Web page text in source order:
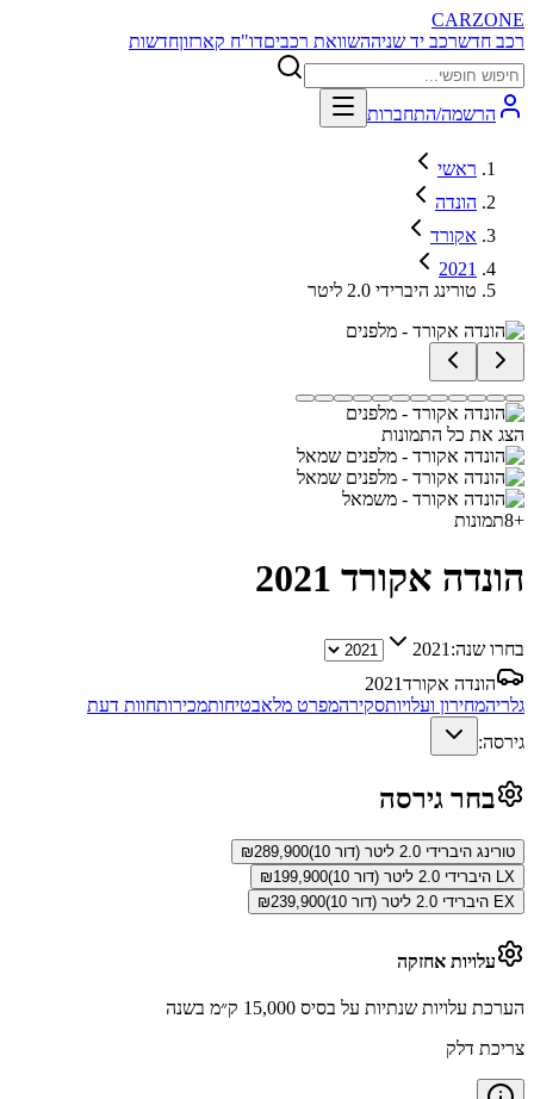
CARZONE
רכב חדשרכב יד שניההשוואת רכביםדו"ח קארזוןחדשות
הרשמה/התחברות
ראשי
הונדה
אקורד
2021
טורינג היברידי 2.0 ליטר
הצג את כל התמונות
+
8תמונות
הונדה אקורד 2021
בחרו שנה: 2021
הונדה אקורד2021
גלריהמחירון ועלויותסקירהמפרט מלאבטיחותמכירותחוות דעת
גירסה:
בחר גירסה
טורינג היברידי 2.0 ליטר (דור 10) ₪289,900
LX היברידי 2.0 ליטר (דור 10)
₪199,900
EX היברידי 2.0 ליטר (דור 10)
₪239,900
עלויות אחזקה
הערכת עלויות שנתיות על בסיס 15,000 ק״מ בשנה
צריכת דלק